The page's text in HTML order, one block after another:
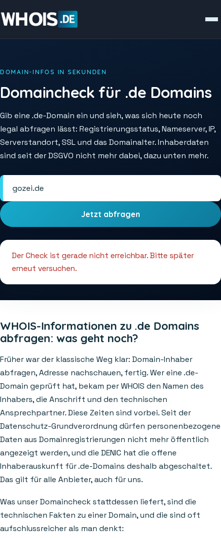
DOMAIN-INFOS IN SEKUNDEN
Domaincheck für .de Domains
Gib eine .de-Domain ein und sieh, was sich heute noch
legal abfragen lässt: Registrierungsstatus, Nameserver, IP,
Serverstandort, SSL und das Domainalter. Inhaberdaten
sind seit der DSGVO nicht mehr dabei, dazu unten mehr.
Jetzt abfragen
Der Check ist gerade nicht erreichbar. Bitte später
erneut versuchen.
WHOIS-Informationen zu .de Domains
abfragen: was geht noch?
Früher war der klassische Weg klar: Domain-Inhaber
abfragen, Adresse nachschauen, fertig. Wer eine .de-
Domain geprüft hat, bekam per WHOIS den Namen des
Inhabers, die Anschrift und den technischen
Ansprechpartner. Diese Zeiten sind vorbei. Seit der
Datenschutz-Grundverordnung dürfen personenbezogene
Daten aus Domainregistrierungen nicht mehr öffentlich
angezeigt werden, und die DENIC hat die offene
Inhaberauskunft für .de-Domains deshalb abgeschaltet.
Das gilt für alle Anbieter, auch für uns.
Was unser Domaincheck stattdessen liefert, sind die
technischen Fakten zu einer Domain, und die sind oft
aufschlussreicher als man denkt: